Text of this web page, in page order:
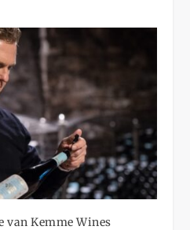
van Kemme Wines